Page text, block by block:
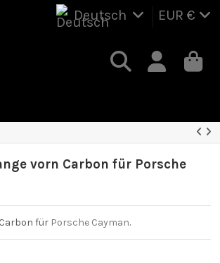
Deutsch EUR €
vorn Carbon für Porsche
für Porsche Cayman.